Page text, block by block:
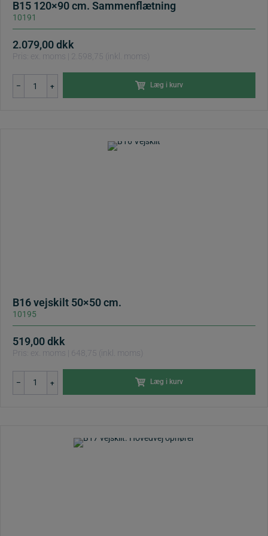
B15 120×90 cm. Sammenflætning
10191
2.079,00dkk
Pris: ex. moms | 2.598,75 (inkl. moms)
–
120x90
cm.
+ Læg i kurv
B16 vejskilt 50×50 cm.
10195
519,00dkk
Pris: ex. moms | 648,75 (inkl. moms)
–
vejskilt
50x50
+ Læg i kurv